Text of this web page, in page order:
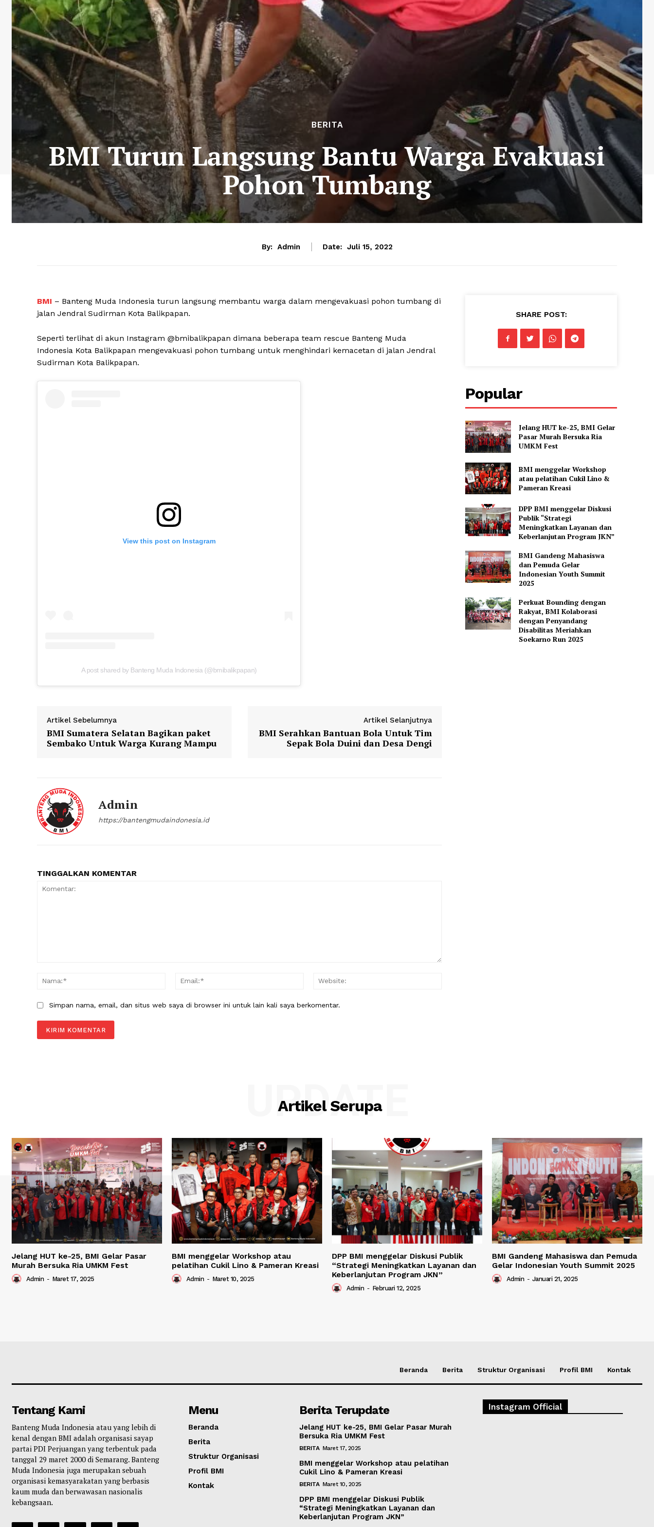
BERITA
BMI Turun Langsung Bantu Warga Evakuasi
Pohon Tumbang
By: Admin Date: Juli 15, 2022
BMI – Banteng Muda Indonesia turun langsung membantu warga dalam mengevakuasi pohon tumbang di
jalan Jendral Sudirman Kota Balikpapan.
Seperti terlihat di akun Instagram @bmibalikpapan dimana beberapa team rescue Banteng Muda
Indonesia Kota Balikpapan mengevakuasi pohon tumbang untuk menghindari kemacetan di jalan Jendral
Sudirman Kota Balikpapan.
View this post on Instagram
A post shared by Banteng Muda Indonesia (@bmibalikpapan)
Artikel Sebelumnya
BMI Sumatera Selatan Bagikan paket
Sembako Untuk Warga Kurang Mampu
Artikel Selanjutnya
BMI Serahkan Bantuan Bola Untuk Tim
Sepak Bola Duini dan Desa Dengi
Admin
https://bantengmudaindonesia.id
TINGGALKAN KOMENTAR
Nama:*
Email:*
Simpan nama, email, dan situs web saya di browser ini untuk lain kali saya berkomentar.
SHARE POST:
Popular
Jelang HUT ke-25, BMI Gelar
Pasar Murah Bersuka Ria
UMKM Fest
BMI menggelar Workshop
atau pelatihan Cukil Lino &
Pameran Kreasi
DPP BMI menggelar Diskusi
Publik “Strategi
Meningkatkan Layanan dan
Keberlanjutan Program JKN”
BMI Gandeng Mahasiswa
dan Pemuda Gelar
Indonesian Youth Summit
2025
Perkuat Bounding dengan
Rakyat, BMI Kolaborasi
dengan Penyandang
Disabilitas Meriahkan
Soekarno Run 2025
Artikel Serupa
UPDATE
Jelang HUT ke-25, BMI Gelar Pasar
Murah Bersuka Ria UMKM Fest
Admin - Maret 17, 2025
BMI menggelar Workshop atau
pelatihan Cukil Lino & Pameran Kreasi
Admin - Maret 10, 2025
DPP BMI menggelar Diskusi Publik
“Strategi Meningkatkan Layanan dan
Keberlanjutan Program JKN”
Admin - Februari 12, 2025
BMI Gandeng Mahasiswa dan Pemuda
Gelar Indonesian Youth Summit 2025
Admin - Januari 21, 2025
Beranda Berita Struktur Organisasi Profil BMI Kontak
Tentang Kami
Banteng Muda Indonesia atau yang lebih di
kenal dengan BMI adalah organisasi sayap
partai PDI Perjuangan yang terbentuk pada
tanggal 29 maret 2000 di Semarang. Banteng
Muda Indonesia juga merupakan sebuah
organisasi kemasyarakatan yang berbasis
kaum muda dan berwawasan nasionalis
kebangsaan.
Menu
Beranda
Berita
Struktur Organisasi
Profil BMI
Kontak
Berita Terupdate
Jelang HUT ke-25, BMI Gelar Pasar Murah
Bersuka Ria UMKM Fest
BERITA Maret 17, 2025
BMI menggelar Workshop atau pelatihan
Cukil Lino & Pameran Kreasi
BERITA Maret 10, 2025
DPP BMI menggelar Diskusi Publik
“Strategi Meningkatkan Layanan dan
Keberlanjutan Program JKN”
Instagram Official